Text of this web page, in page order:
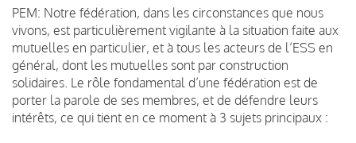
PEM: Notre fédération, dans les circonstances que nous
vivons, est particulièrement vigilante à la situation faite aux
mutuelles en particulier, et à tous les acteurs de l’ESS en
général, dont les mutuelles sont par construction
solidaires. Le rôle fondamental d’une fédération est de
porter la parole de ses membres, et de défendre leurs
intérêts, ce qui tient en ce moment à 3 sujets principaux :